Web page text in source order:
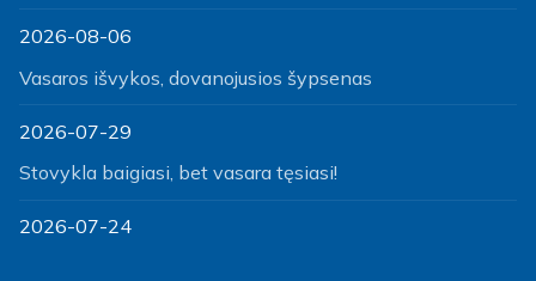
2026-08-06
Vasaros išvykos, dovanojusios šypsenas
2026-07-29
Stovykla baigiasi, bet vasara tęsiasi!
2026-07-24